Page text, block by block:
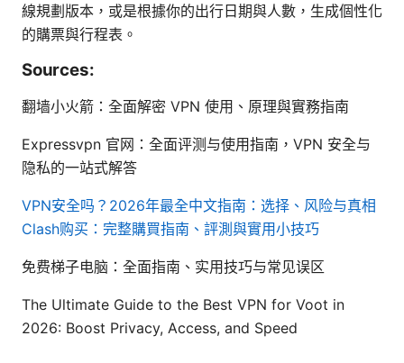
線規劃版本，或是根據你的出行日期與人數，生成個性化
的購票與行程表。
Sources:
翻墙小火箭：全面解密 VPN 使用、原理與實務指南
Expressvpn 官网：全面评测与使用指南，VPN 安全与
隐私的一站式解答
VPN安全吗？2026年最全中文指南：选择、风险与真相
Clash购买：完整購買指南、評測與實用小技巧
免费梯子电脑：全面指南、实用技巧与常见误区
The Ultimate Guide to the Best VPN for Voot in
2026: Boost Privacy, Access, and Speed